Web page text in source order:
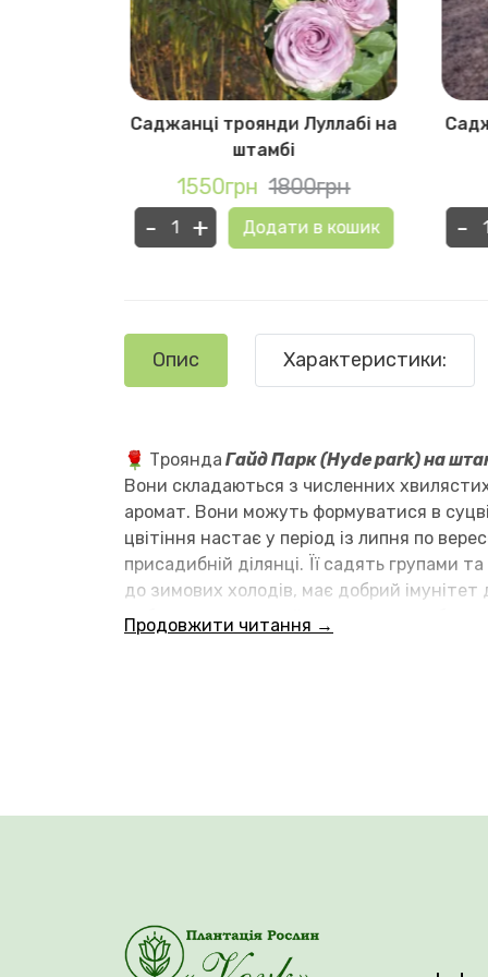
Саджанці троянди Луллабі на
штамбі
1550грн 1800грн
- + Додати в кошик -
Опис Характеристики:
Троянда Гайд Парк (Hyde park) на
Вони складаються з численних
аромат. Вони можуть формуватися в
цвітіння настає у період із липня по
присадибній ділянці. Її садять групами
до зимових холодів, має добрий
добре розгалужений кущ, заввишки
Вік саджанця: 3 роки.
Продовжити читання →